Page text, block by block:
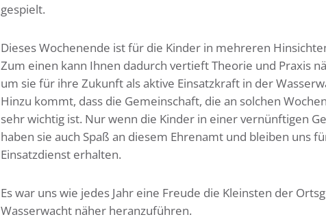
gespielt.
Dieses Wochenende ist für die Kinder in mehreren
Zum einen kann Ihnen dadurch vertieft Theorie und Praxis
um sie für ihre Zukunft als aktive Einsatzkraft in der
Hinzu kommt, dass die Gemeinschaft, die an solchen
sehr wichtig ist. Nur wenn die Kinder in einer vernünftigen
haben sie auch Spaß an diesem Ehrenamt und bleiben uns
Einsatzdienst erhalten.
Es war uns wie jedes Jahr eine Freude die Kleinsten der
Wasserwacht näher heranzuführen.